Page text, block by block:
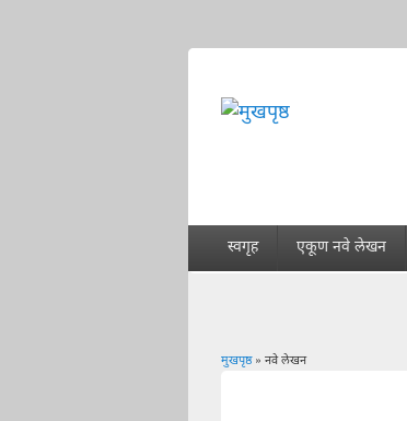
स्वगृह एकूण नवे लेखन
मुखपृष्ठ» नवे लेखन